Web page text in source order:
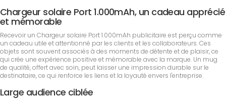
Chargeur solaire Port 1.000mAh, un cadeau apprécié
et mémorable
Recevoir un Chargeur solaire Port 1.000mAh publicitaire est perçu comme
un cadeau utile et attentionné par les clients et les collaborateurs. Ces
objets sont souvent associés à des moments de détente et de plaisir, ce
qui crée une expérience positive et mémorable avec la marque. Un mug
de qualité, offert avec soin, peut laisser une impression durable sur le
destinataire, ce qui renforce les liens et la loyauté envers l'entreprise.
Large audience ciblée